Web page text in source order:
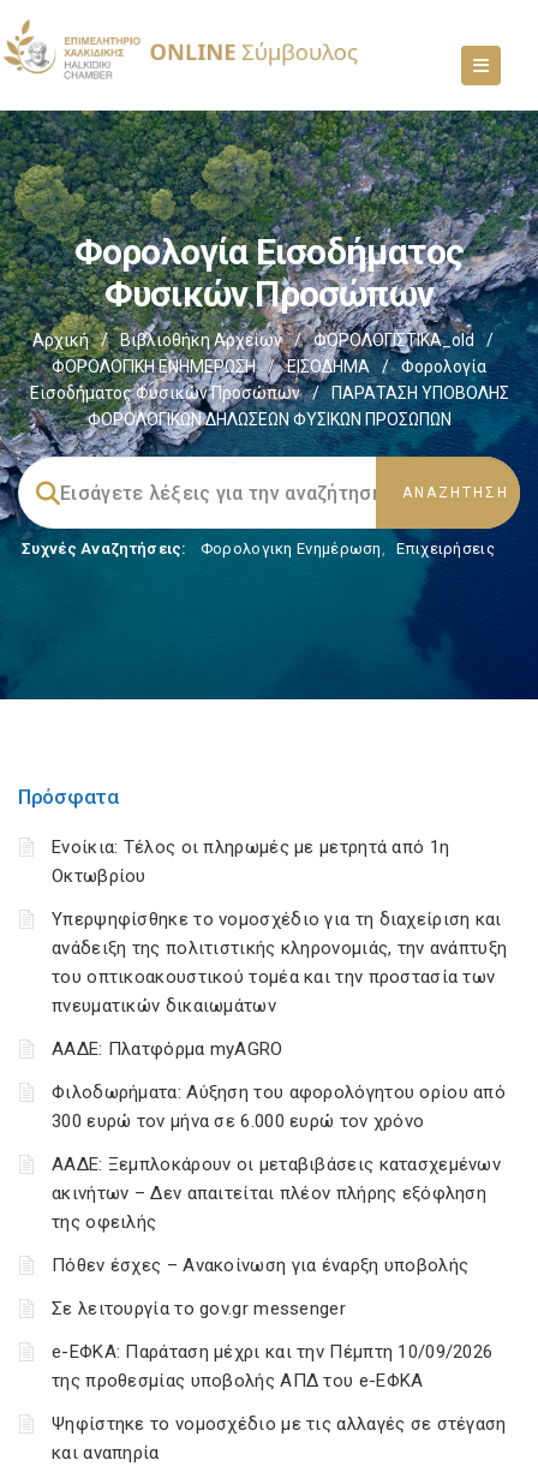
Φορολογία Εισοδήματος
Φυσικών Προσώπων
Αρχική / Βιβλιοθήκη Αρχείων / ΦΟΡΟΛΟΓΙΣΤΙΚΑ_old
/
ΦΟΡΟΛΟΓΙΚΗ ΕΝΗΜΕΡΩΣΗ
/ ΕΙΣΟΔΗΜΑ /
Φορολογία
Εισοδήματος Φυσικών Προσώπων
/
ΠΑΡΑΤΑΣΗ ΥΠΟΒΟΛΗΣ
ΦΟΡΟΛΟΓΙΚΩΝ ΔΗΛΩΣΕΩΝ ΦΥΣΙΚΩΝ ΠΡΟΣΩΠΩΝ
Συχνές Αναζητήσεις: Φορολογικη Ενημέρωση, Επιχειρήσεις
Πρόσφατα
Ενοίκια: Τέλος οι πληρωμές με μετρητά από 1η
Οκτωβρίου
Υπερψηφίσθηκε το νομοσχέδιο για τη διαχείριση και
ανάδειξη της πολιτιστικής κληρονομιάς, την ανάπτυξη
του οπτικοακουστικού τομέα και την προστασία των
πνευματικών δικαιωμάτων
ΑΑΔΕ: Πλατφόρμα myAGRO
Φιλοδωρήματα: Αύξηση του αφορολόγητου ορίου από
300 ευρώ τον μήνα σε 6.000 ευρώ τον χρόνο
ΑΑΔΕ: Ξεμπλοκάρουν οι μεταβιβάσεις κατασχεμένων
ακινήτων – Δεν απαιτείται πλέον πλήρης εξόφληση
της οφειλής
Πόθεν έσχες – Ανακοίνωση για έναρξη υποβολής
Σε λειτουργία το gov.gr messenger
e-ΕΦΚΑ: Παράταση μέχρι και την Πέμπτη 10/09/2026
της προθεσμίας υποβολής ΑΠΔ του e-ΕΦΚΑ
Ψηφίστηκε το νομοσχέδιο με τις αλλαγές σε στέγαση
και αναπηρία